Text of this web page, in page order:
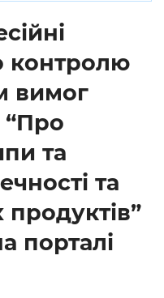
контролю
вимог
“Про
та
та
продуктів”
порталі